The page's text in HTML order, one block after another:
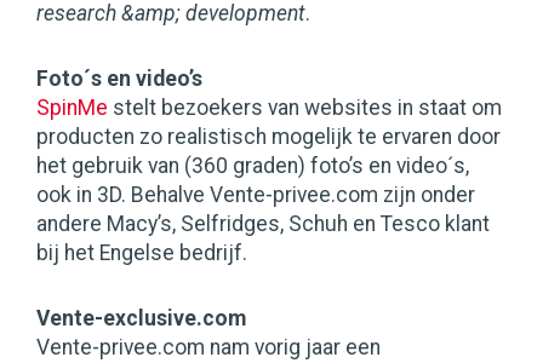
research &amp; development.
Foto´s en video’s
SpinMe stelt bezoekers van websites in staat om
producten zo realistisch mogelijk te ervaren door
het gebruik van (360 graden) foto’s en video´s,
ook in 3D. Behalve Vente-privee.com zijn onder
andere Macy’s, Selfridges, Schuh en Tesco klant
bij het Engelse bedrijf.
Vente-exclusive.com
Vente-privee.com nam vorig jaar een